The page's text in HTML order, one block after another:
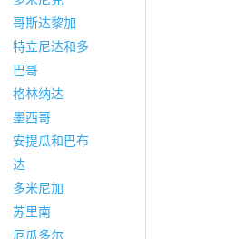
哥斯达黎加
特立尼达和多
巴哥
格林纳达
墨西哥
安提瓜和巴布
达
多米尼加
苏里南
厄瓜多尔